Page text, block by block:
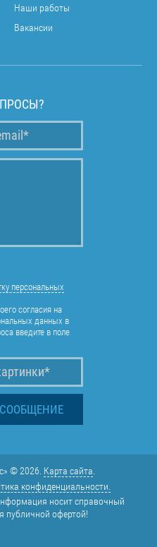
Наши работы
Вакансии
персональных
согласия на
данных в
введите в поле
© 2026. Карта сайта.
конфиденциальности.
носит справочный
публичной офертой!